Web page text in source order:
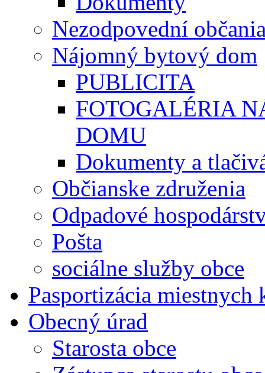
Nezodpovední
Nájomný bytový dom
PUBLICITA
FOTOGALÉRIA
DOMU
Dokumenty a
Občianske združenia
Odpadové
Pošta
sociálne služby obce
Pasportizácia
Obecný úrad
Starosta obce